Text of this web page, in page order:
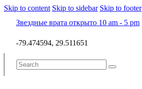
Skip to content Skip to sidebar Skip to footer
Звездные врата открыто 10 am - 5 pm
-79.474594, 29.511651